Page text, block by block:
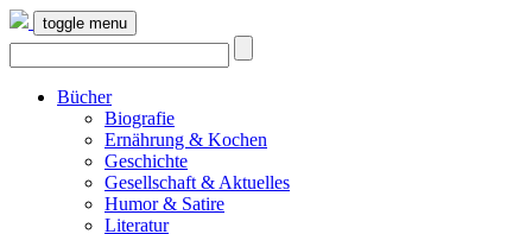
toggle menu
Bücher
Biografie
Ernährung & Kochen
Geschichte
Gesellschaft & Aktuelles
Humor & Satire
Literatur